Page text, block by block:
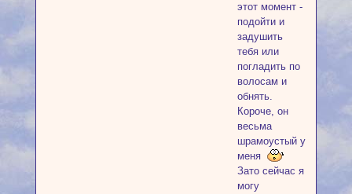
этот момент -
подойти и
задушить
тебя или
погладить по
волосам и
обнять.
Короче, он
весьма
шрамоустый у
меня
Зато сейчас я
могу